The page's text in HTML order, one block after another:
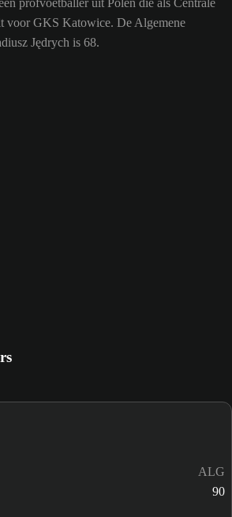
profvoetballer uit Polen die als Centrale
voor GKS Katowice. De Algemene
Jędrych is 68.
ALG
90